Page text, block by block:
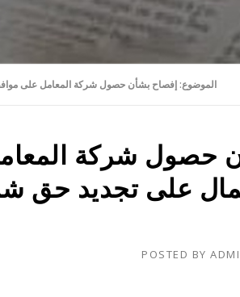
الموضوع: إفصاح بشأن حصول شركة المعامل على
حصول شركة
على تجديد حق
POSTED BY